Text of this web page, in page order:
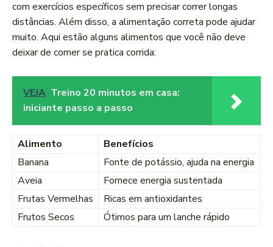
com exercícios específicos sem precisar correr longas
distâncias. Além disso, a alimentação correta pode ajudar
muito. Aqui estão alguns alimentos que você não deve
deixar de comer se pratica corrida:
VEJA Treino 20 minutos em casa:
iniciante passo a passo
Alimento
Benefícios
Banana
Fonte de potássio, ajuda na energia
Aveia
Fornece energia sustentada
Frutas Vermelhas
Ricas em antioxidantes
Frutos Secos
Ótimos para um lanche rápido